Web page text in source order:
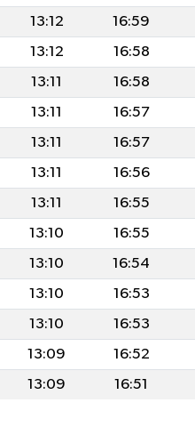
13:12 16:59
13:12 16:58
13:11 16:58
13:11 16:57
13:11 16:57
13:11 16:56
13:11 16:55
13:10 16:55
13:10 16:54
13:10 16:53
13:10 16:53
13:09 16:52
13:09 16:51